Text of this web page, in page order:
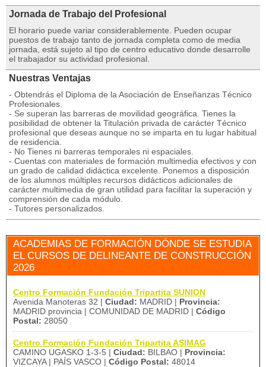
Jornada de Trabajo del Profesional
El horario puede variar considerablemente. Pueden ocupar
puestos de trabajo tanto de jornada completa como de media
jornada, está sujeto al tipo de centro educativo donde desarrolle
el trabajador su actividad profesional.
Nuestras Ventajas
- Obtendrás el Diploma de la Asociación de Enseñanzas Técnico
Profesionales.
- Se superan las barreras de movilidad geográfica. Tienes la
posibilidad de obtener la Titulación privada de carácter Técnico
profesional que deseas aunque no se imparta en tu lugar habitual
de residencia.
- No Tienes ni barreras temporales ni espaciales.
- Cuentas con materiales de formación multimedia efectivos y con
un grado de calidad didáctica excelente. Ponemos a disposición
de los alumnos múltiples recursos didácticos adicionales de
carácter multimedia de gran utilidad para facilitar la superación y
comprensión de cada módulo.
- Tutores personalizados.
ACADEMIAS DE FORMACIÓN DÓNDE SE ESTUDIA
EL CURSOS DE DELINEANTE DE CONSTRUCCIÓN
2026
Centro Formación Fundación Tripartita SUNION
Avenida Manoteras 32 | Ciudad: MADRID | Provincia:
MADRID provincia | COMUNIDAD DE MADRID | Código
Postal: 28050
Centro Formación Fundación Tripartita ASIMAG
CAMINO UGASKO 1-3-5 | Ciudad: BILBAO | Provincia:
VIZCAYA | PAÍS VASCO | Código Postal: 48014